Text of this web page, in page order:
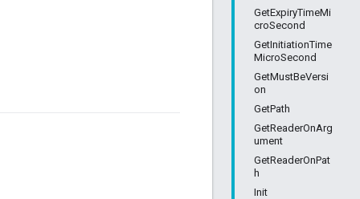
GetExpiryTimeMi
croSecond
GetInitiationTime
MicroSecond
GetMustBeVersi
on
GetPath
GetReaderOnArg
ument
GetReaderOnPat
h
Init